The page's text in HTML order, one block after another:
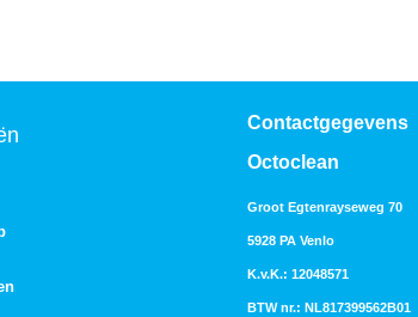
Contactgegevens
Octoclean
Groot Egtenrayseweg 70
5928 PA Venlo
K.v.K.: 12048571
BTW nr.: NL817399562B01